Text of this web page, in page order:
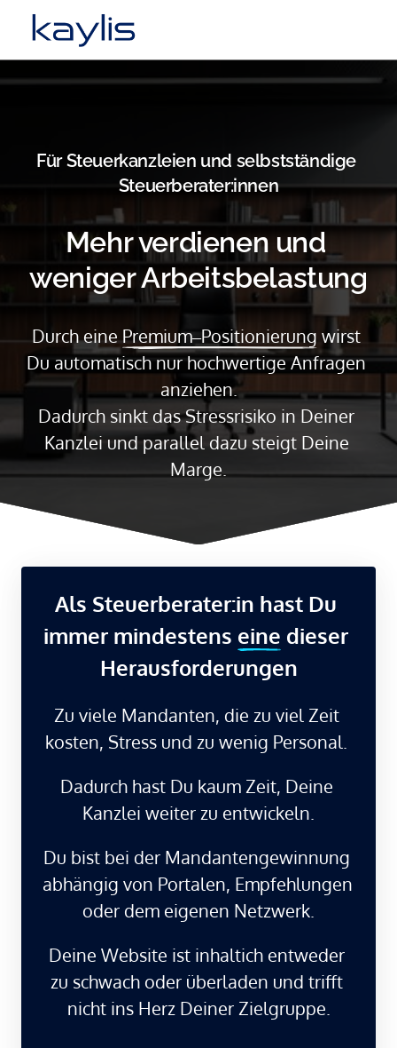
Für Steuerkanzleien und selbstständige
Steuerberater:innen
Mehr verdienen und
weniger Arbeitsbelastung
Durch eine Premium‒Positionierung wirst
Du automatisch nur hochwertige Anfragen
anziehen.
Dadurch sinkt das Stressrisiko in Deiner
Kanzlei und parallel dazu steigt Deine
Marge.
Als Steuerberater:in hast Du
immer mindestens eine dieser
Herausforderungen
Zu viele Mandanten, die zu viel Zeit
kosten, Stress und zu wenig Personal.
Dadurch hast Du kaum Zeit, Deine
Kanzlei weiter zu entwickeln.
Du bist bei der Mandantengewinnung
abhängig von Portalen, Empfehlungen
oder dem eigenen Netzwerk.
Deine Website ist inhaltich entweder
zu schwach oder überladen und trifft
nicht ins Herz Deiner Zielgruppe.